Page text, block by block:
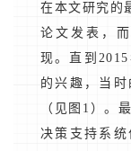
在本文研究的
论文发表，
现。直到
的兴趣，当
（见图1）。
决策支持系